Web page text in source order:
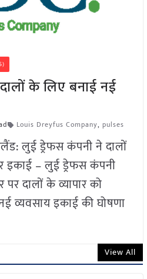
के लिए बनाई नई
Louis Dreyfus Company, pulses
लुई ड्रेफस कंपनी ने दालों
इकाई – लुई ड्रेफस कंपनी
दालों के व्यापार को
व्यवसाय इकाई की घोषणा
View All